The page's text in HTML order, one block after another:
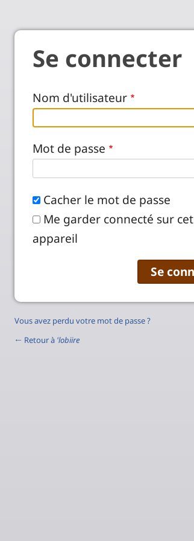
Se connecter
Nom d'utilisateur
Mot de passe
Cacher le mot de passe
Me garder connecté sur cet
appareil
Vous avez perdu votre mot de passe ?
← Retour à 'lobiire